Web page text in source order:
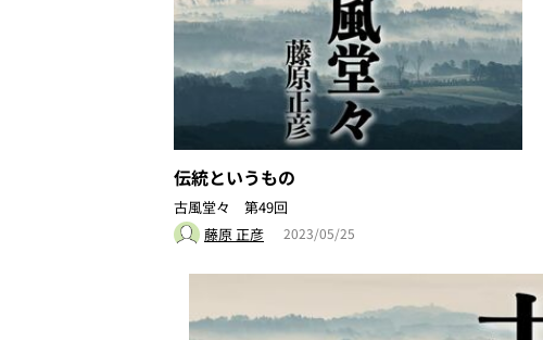
伝統というもの
古風堂々 第49回
藤原 正彦
2023/05/25